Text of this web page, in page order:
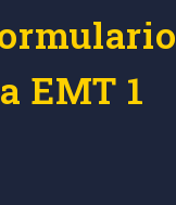
EMT 1